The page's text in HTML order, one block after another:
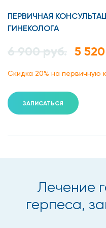
Лечение
Цели
Ликвидация
их заживления.
Уменьшение общей
лимфатических узлов.
вируса.
Снижение частоты
ПЕРВИЧНАЯ
ГИНЕКОЛОГА
6 900 руб. 5
Скидка 20% на первичную
ЗАПИСАТЬСЯ
Лечение
герпеса,